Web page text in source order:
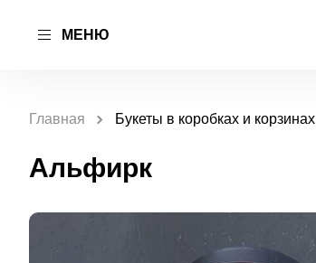
МЕНЮ
Главная Букеты в коробках и корзинах
Альфирк